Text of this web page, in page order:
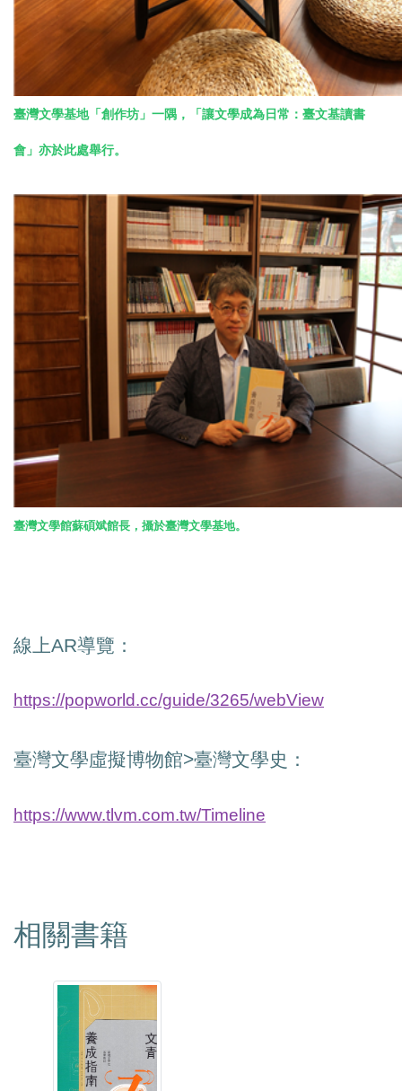
臺灣文學基地「創作坊」一隅，「讓文學成為日常：臺文基讀書
會」亦於此處舉行。
臺灣文學館蘇碩斌館長，攝於臺灣文學基地。
線上AR導覽：
https://popworld.cc/guide/3265/webView
臺灣文學虛擬博物館>臺灣文學史：
https://www.tlvm.com.tw/Timeline
相關書籍